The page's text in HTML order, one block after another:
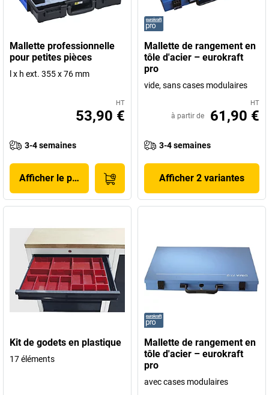
Mallette professionnelle
pour petites pièces
l x h ext. 355 x 76 mm
HT
53,90 €
3-4 semaines
Afficher le produit
Mallette de rangement en
tôle d'acier – eurokraft
pro
vide, sans cases modulaires
HT
à partir de 61,90 €
3-4 semaines
Afficher 2 variantes
Kit de godets en plastique
17 éléments
Mallette de rangement en
tôle d'acier – eurokraft
pro
avec cases modulaires